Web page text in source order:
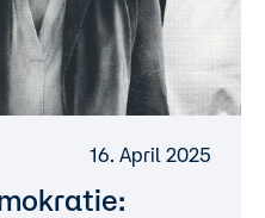
16. April 2025